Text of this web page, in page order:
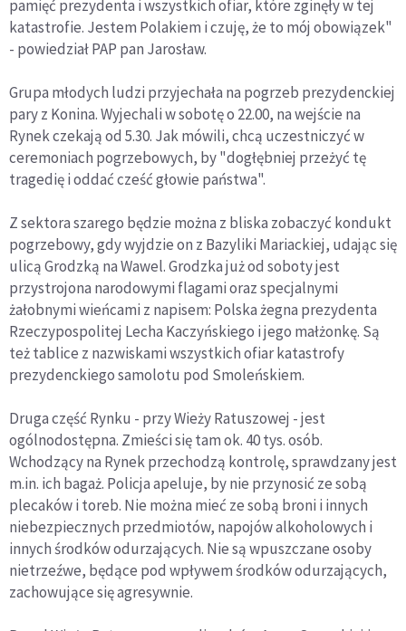
pamięć prezydenta i wszystkich ofiar, które zginęły w tej
katastrofie. Jestem Polakiem i czuję, że to mój obowiązek"
- powiedział PAP pan Jarosław.
Grupa młodych ludzi przyjechała na pogrzeb prezydenckiej
pary z Konina. Wyjechali w sobotę o 22.00, na wejście na
Rynek czekają od 5.30. Jak mówili, chcą uczestniczyć w
ceremoniach pogrzebowych, by "dogłębniej przeżyć tę
tragedię i oddać cześć głowie państwa".
Z sektora szarego będzie można z bliska zobaczyć kondukt
pogrzebowy, gdy wyjdzie on z Bazyliki Mariackiej, udając się
ulicą Grodzką na Wawel. Grodzka już od soboty jest
przystrojona narodowymi flagami oraz specjalnymi
żałobnymi wieńcami z napisem: Polska żegna prezydenta
Rzeczypospolitej Lecha Kaczyńskiego i jego małżonkę. Są
też tablice z nazwiskami wszystkich ofiar katastrofy
prezydenckiego samolotu pod Smoleńskiem.
Druga część Rynku - przy Wieży Ratuszowej - jest
ogólnodostępna. Zmieści się tam ok. 40 tys. osób.
Wchodzący na Rynek przechodzą kontrolę, sprawdzany jest
m.in. ich bagaż. Policja apeluje, by nie przynosić ze sobą
plecaków i toreb. Nie można mieć ze sobą broni i innych
niebezpiecznych przedmiotów, napojów alkoholowych i
innych środków odurzających. Nie są wpuszczane osoby
nietrzeźwe, będące pod wpływem środków odurzających,
zachowujące się agresywnie.